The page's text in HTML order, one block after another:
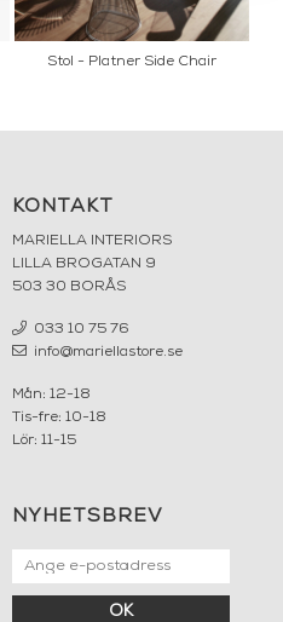
Stol - Platner Side Chair
KONTAKT
MARIELLA INTERIORS
LILLA BROGATAN 9
503 30 BORÅS
033 10 75 76
info@mariellastore.se
Mån: 12-18
Tis-fre: 10-18
Lör: 11-15
NYHETSBREV
OK